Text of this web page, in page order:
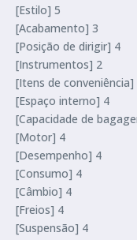
[Estilo] 5
[Acabamento] 3
[Posição de dirigir] 4
[Instrumentos] 2
[Itens de conveniência]
[Espaço interno] 4
[Capacidade de
[Motor] 4
[Desempenho] 4
[Consumo] 4
[Câmbio] 4
[Freios] 4
[Suspensão] 4